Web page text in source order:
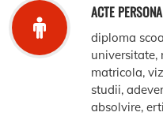
ACTE
diploma
universitate,
matricola,
studii,
absolvire,